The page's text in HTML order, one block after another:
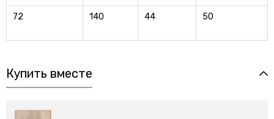
72 140 44 50
Купить вместе